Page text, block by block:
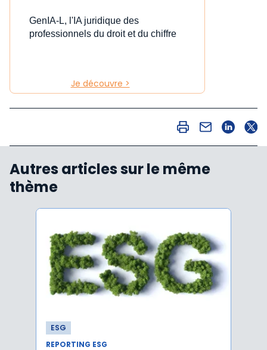
GenIA-L, l'IA juridique des
professionnels du droit et du chiffre
Je découvre >
Autres articles sur le même
thème
ESG
REPORTING ESG